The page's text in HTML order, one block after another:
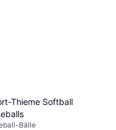
Thieme Softball
Bälle